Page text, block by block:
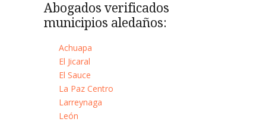
Abogados verificados
municipios aledaños:
Achuapa
El Jicaral
El Sauce
La Paz Centro
Larreynaga
León